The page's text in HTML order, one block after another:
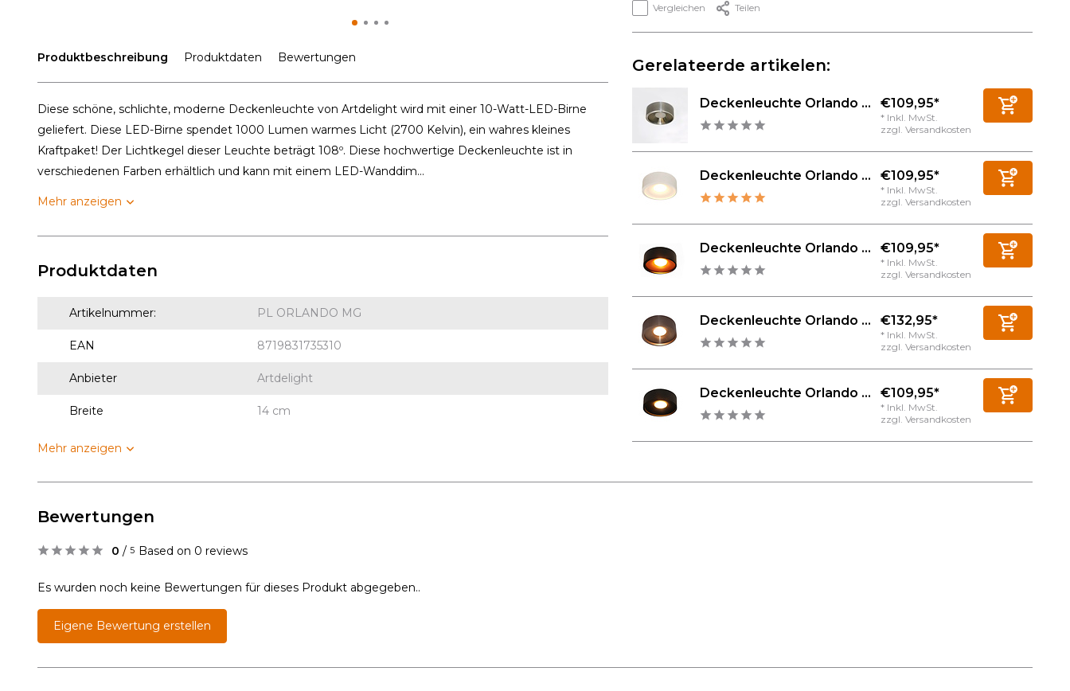
Produktbeschreibung Produktdaten Bewertungen
Diese schöne, schlichte, moderne Deckenleuchte von Artdelight wird mit einer 10-Watt-LED-Birne
geliefert. Diese LED-Birne spendet 1000 Lumen warmes Licht (2700 Kelvin), ein wahres kleines
Kraftpaket! Der Lichtkegel dieser Leuchte beträgt 108º. Diese hochwertige Deckenleuchte ist in
verschiedenen Farben erhältlich und kann mit einem LED-Wanddim...
Mehr anzeigen
Produktdaten
Artikelnummer: PL ORLANDO MG
EAN 8719831735310
Anbieter Artdelight
Breite 14 cm
Mehr anzeigen
Vergleichen Teilen
Gerelateerde artikelen:
Deckenleuchte Orlando ... €109,95*
* Inkl. MwSt.
zzgl. Versandkosten
Deckenleuchte Orlando ... €109,95*
* Inkl. MwSt.
zzgl. Versandkosten
Deckenleuchte Orlando ... €109,95*
* Inkl. MwSt.
zzgl. Versandkosten
Deckenleuchte Orlando ... €132,95*
* Inkl. MwSt.
zzgl. Versandkosten
Deckenleuchte Orlando ... €109,95*
* Inkl. MwSt.
zzgl. Versandkosten
Bewertungen
0 / 5 Based on 0 reviews
Es wurden noch keine Bewertungen für dieses Produkt abgegeben..
Eigene Bewertung erstellen